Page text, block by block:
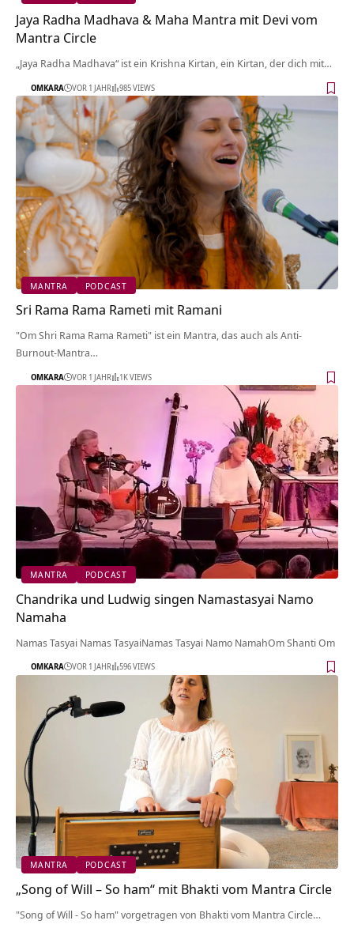
Jaya Radha Madhava & Maha Mantra mit Devi vom
Mantra Circle
„Jaya Radha Madhava“ ist ein Krishna Kirtan, ein Kirtan, der dich mit…
OMKARA VOR 1 JAHR 985 VIEWS
MANTRA PODCAST
Sri Rama Rama Rameti mit Ramani
"Om Shri Rama Rama Rameti" ist ein Mantra, das auch als Anti-
Burnout-Mantra…
OMKARA VOR 1 JAHR 1K VIEWS
MANTRA PODCAST
Chandrika und Ludwig singen Namastasyai Namo
Namaha
Namas Tasyai Namas TasyaiNamas Tasyai Namo NamahOm Shanti Om
OMKARA VOR 1 JAHR 596 VIEWS
MANTRA PODCAST
„Song of Will – So ham“ mit Bhakti vom Mantra Circle
"Song of Will - So ham" vorgetragen von Bhakti vom Mantra Circle…